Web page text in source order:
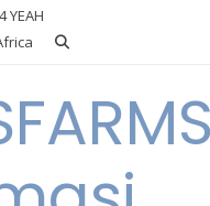
YEAH